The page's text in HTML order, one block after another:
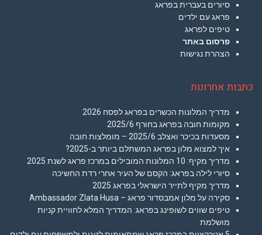
סיורים בעברית בפראג
פראג עם ילדים
טיפים לפראג
פרסום באתר
הצהרת נגישות
כתבות אחרונות
מדריך המלונות הכשרים בפראג לפסח 2026
מקומות חובה בפראג בחורף 2025/6
מסעדות בכיכר ואצלב 2025/6 – מומלצות חובה
איך למצוא מלון בפראג המשתלם ביותר ב-2025?
מדריך מקיף: 10 המלונות המובילים במרכז פראג לשנת 2025
סיורי לילה בפראג: הקסם של העיר אחרי רדת החשיכה
מדריך מקיף לתייר הישראלי בפראג 2025
סקירה על מלון אמבסדור פראג – Ambassador Zlata Husa
טיפים שווים לשופינג בפראג: המדריך המלא לחוויית קניות
מושלמת